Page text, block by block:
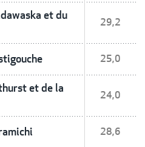
et du
29,2
25,0
et de la
24,0
28,6